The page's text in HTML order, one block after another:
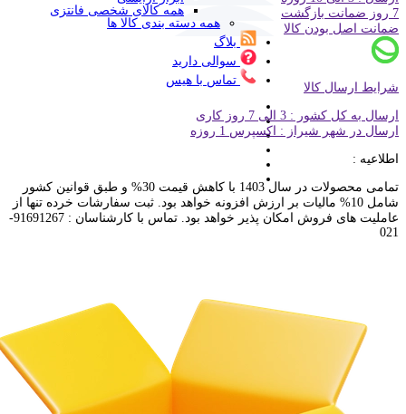
همه کالای شخصی فانتزی
همه دسته بندی کالا ها
بلاگ
سوالی دارید
تماس با هیس
7 روز ضمانت بازگشت
ضمانت اصل بودن کالا
شرایط ارسال کالا
ارسال به کل کشور : 3 الی 7 روز کاری
ارسال در شهر شیراز : اکسپرس 1 روزه
اطلاعیه :
تمامی محصولات در سال 1403 با کاهش قیمت 30% و طبق قوانین کشور
شامل 10% مالیات بر ارزش افزونه خواهد بود. ثبت سفارشات خرده تنها از
عاملیت های فروش امکان پذیر خواهد بود. تماس با کارشناسان : 91691267-
021